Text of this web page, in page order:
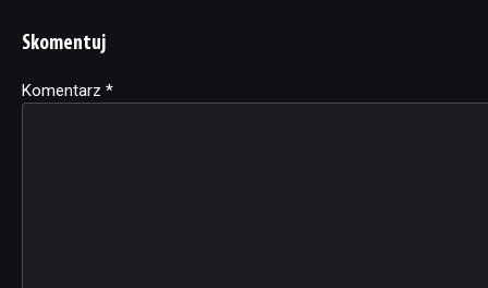
Skomentuj
Komentarz *
Alternative: